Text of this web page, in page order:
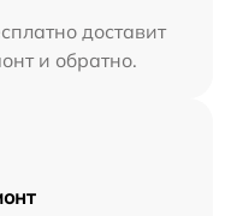
доставит
и обратно.